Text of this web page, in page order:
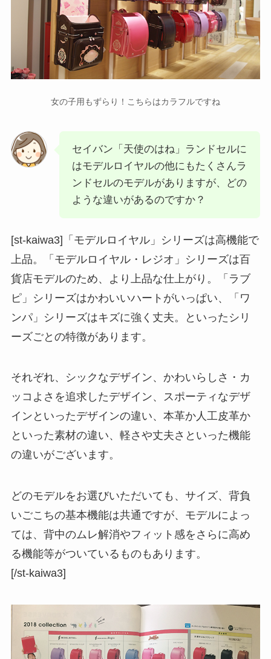
女の子用もずらり！こちらはカラフルですね
セイバン「天使のはね」ランドセルに
はモデルロイヤルの他にもたくさんラ
ンドセルのモデルがありますが、どの
ような違いがあるのですか？
[st-kaiwa3]「モデルロイヤル」シリーズは高機能で
上品。「モデルロイヤル・レジオ」シリーズは百
貨店モデルのため、より上品な仕上がり。「ラブ
ピ」シリーズはかわいいハートがいっぱい、「ワ
ンパ」シリーズはキズに強く丈夫。といったシリ
ーズごとの特徴があります。
それぞれ、シックなデザイン、かわいらしさ・カ
ッコよさを追求したデザイン、スポーティなデザ
インといったデザインの違い、本革か人工皮革か
といった素材の違い、軽さや丈夫さといった機能
の違いがございます。
どのモデルをお選びいただいても、サイズ、背負
いごこちの基本機能は共通ですが、モデルによっ
ては、背中のムレ解消やフィット感をさらに高め
る機能等がついているものもあります。
[/st-kaiwa3]